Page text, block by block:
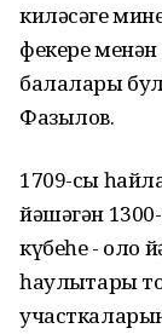
киләсәге
фекере
балалары
Фазылов.
1709-сы
йәшәгән
күбеһе - оло
һаулыҡтары